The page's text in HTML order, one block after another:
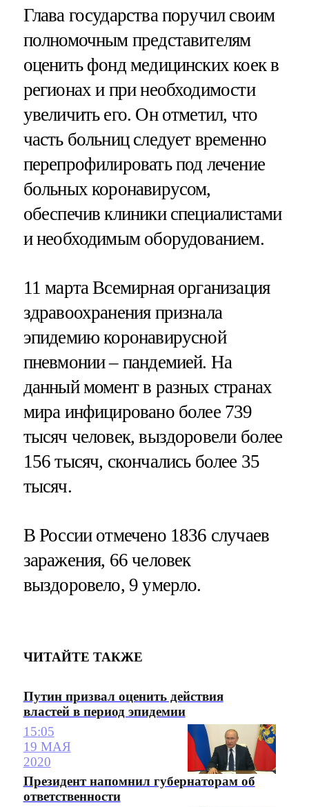
Глава государства поручил своим
полномочным представителям
оценить фонд медицинских коек в
регионах и при необходимости
увеличить его. Он отметил, что
часть больниц следует временно
перепрофилировать под лечение
больных коронавирусом,
обеспечив клиники специалистами
и необходимым оборудованием.
11 марта Всемирная организация
здравоохранения признала
эпидемию коронавирусной
пневмонии – пандемией. На
данный момент в разных странах
мира инфицировано более 739
тысяч человек, выздоровели более
156 тысяч, скончались более 35
тысяч.
В России отмечено 1836 случаев
заражения, 66 человек
выздоровело, 9 умерло.
ЧИТАЙТЕ ТАКЖЕ
Путин призвал оценить действия
властей в период эпидемии
15:05
19 МАЯ
2020
Президент напомнил губернаторам об
ответственности